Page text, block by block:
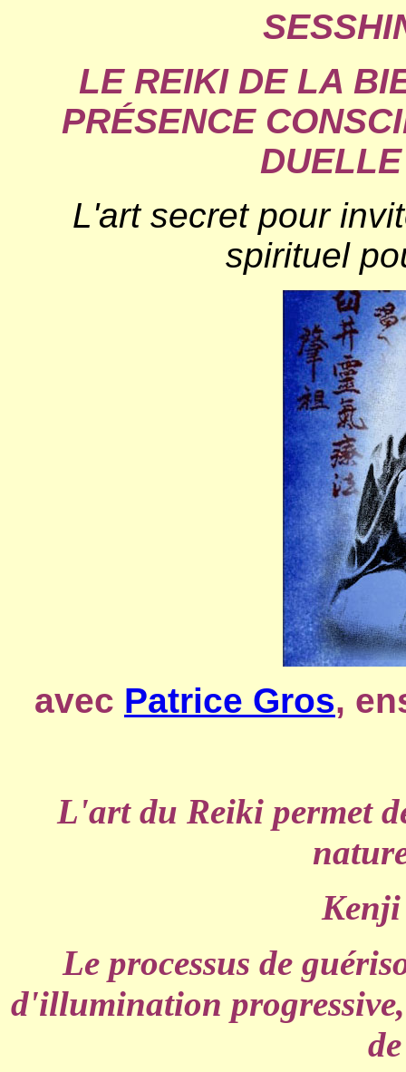
LE REIKI DE LA
PRÉSENCE
L'art secret pour
spirituel
avec Patrice Gros,
L'art du Reiki permet
Le processus de
d'illumination